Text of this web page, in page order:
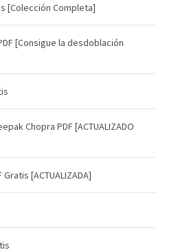
[Colección Completa]
[Consigue la desdoblación
Chopra PDF [ACTUALIZADO
[ACTUALIZADA]